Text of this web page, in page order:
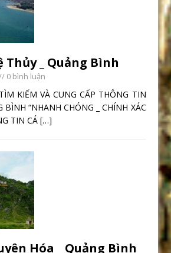
Thủy _ Quảng Bình
0 bình luận
KIẾM VÀ CUNG CẤP THÔNG TIN
“NHANH CHÓNG _ CHÍNH XÁC
TIN CÁ[…]
Hóa _ Quảng Bình